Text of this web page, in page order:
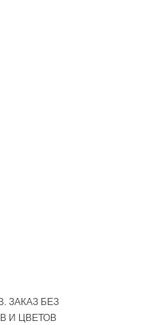
ЗАКАЗ БЕЗ
И ЦВЕТОВ